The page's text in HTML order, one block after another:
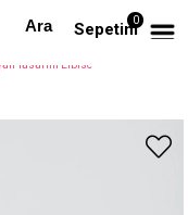
Sepetim0
Tasarım Elbise